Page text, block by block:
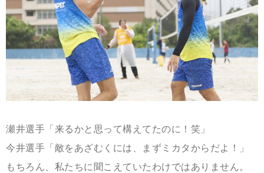
瀬井選手「来るかと思って構えてたのに！笑」
今井選手「敵をあざむくには、まずミカタからだよ！」
もちろん、私たちに聞こえていたわけではありません。